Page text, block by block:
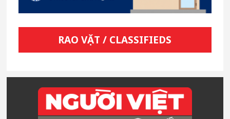
RAO VẶT / CLASSIFIEDS
Footer